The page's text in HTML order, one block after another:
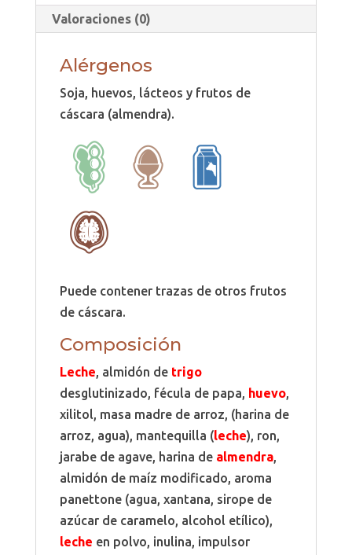
Valoraciones (0)
Alérgenos
Soja, huevos, lácteos y frutos de
cáscara (almendra).
Puede contener trazas de otros frutos
de cáscara.
Composición
Leche, almidón de trigo
desglutinizado, fécula de papa, huevo,
xilitol, masa madre de arroz, (harina de
arroz, agua), mantequilla (leche), ron,
jarabe de agave, harina de almendra,
almidón de maíz modificado, aroma
panettone (agua, xantana, sirope de
azúcar de caramelo, alcohol etílico),
leche en polvo, inulina, impulsor